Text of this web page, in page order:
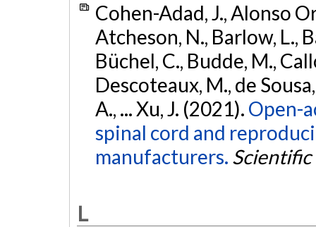
Cohen-Adad, J., Alonso
Atcheson, N., Barlow, L.,
Büchel, C., Budde, M.,
Descoteaux, M., de
A., ... Xu, J. (2021). Open-
spinal cord and
manufacturers. Scientific
L